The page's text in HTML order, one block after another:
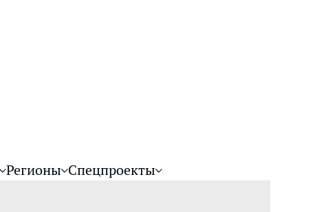
Регионы Спецпроекты